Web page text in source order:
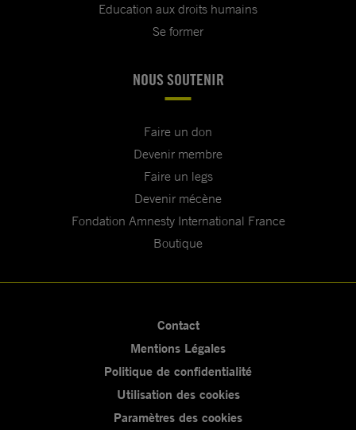
Education aux droits humains
Se former
NOUS SOUTENIR
Faire un don
Devenir membre
Faire un legs
Devenir mécène
Fondation Amnesty International France
Boutique
Contact
Mentions Légales
Politique de confidentialité
Utilisation des cookies
Paramètres des cookies